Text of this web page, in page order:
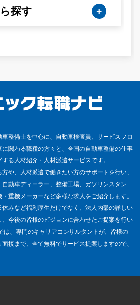
探す
整備士を中心に、自動車検査員、サービスフロ
関わる職種の方々と、全国の自動車整備の仕事
る人材紹介・人材派遣サービスです。
や、人材派遣で働きたい方のサポートを行い、
動車ディーラー、整備工場、ガソリンスタン
重機メーカーなど多様な求人をご紹介します。
みなど福利厚生だけでなく、法人内部の詳しい
今後の皆様のビジョンに合わせたご提案を行い
は、専門のキャリアコンサルタントが、皆様の
接まで、全て無料でサービス提案しますので、